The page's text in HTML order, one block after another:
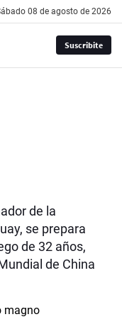
sábado 08 de agosto de 2026
Suscribite
de la
se prepara
de 32 años,
de China